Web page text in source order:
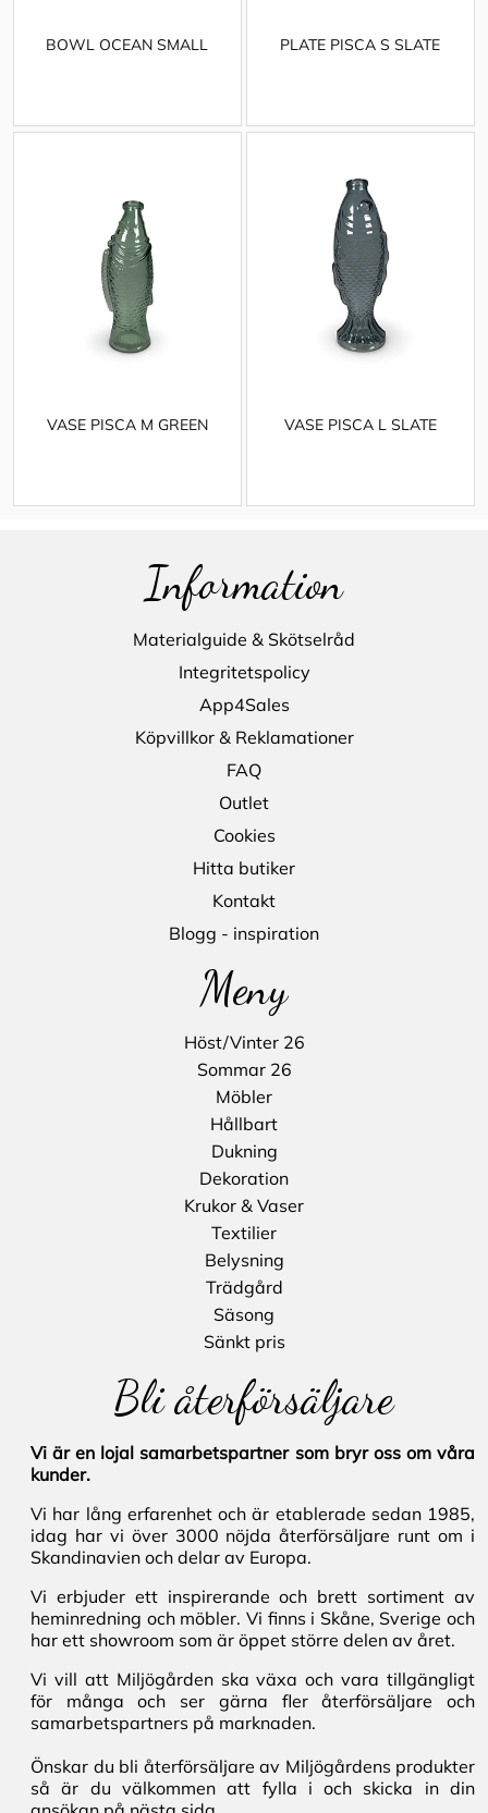
BOWL OCEAN SMALL PLATE PISCA S SLATE
VASE PISCA M GREEN VASE PISCA L SLATE
Information
Materialguide & Skötselråd
Integritetspolicy
App4Sales
Köpvillkor & Reklamationer
FAQ
Outlet
Cookies
Hitta butiker
Kontakt
Blogg - inspiration
Meny
Höst/Vinter 26
Sommar 26
Möbler
Hållbart
Dukning
Dekoration
Krukor & Vaser
Textilier
Belysning
Trädgård
Säsong
Sänkt pris
Bli återförsäljare
Vi är en lojal samarbetspartner som bryr oss om våra
kunder.
Vi har lång erfarenhet och är etablerade sedan 1985,
idag har vi över 3000 nöjda återförsäljare runt om i
Skandinavien och delar av Europa.
Vi erbjuder ett inspirerande och brett sortiment av
heminredning och möbler. Vi finns i Skåne, Sverige och
har ett showroom som är öppet större delen av året.
Vi vill att Miljögården ska växa och vara tillgängligt
för många och ser gärna fler återförsäljare och
samarbetspartners på marknaden.
Önskar du bli återförsäljare av Miljögårdens produkter
så är du välkommen att fylla i och skicka in din